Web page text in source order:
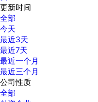
更新时间
全部
今天
最近3天
最近7天
最近一个月
最近三个月
公司性质
全部